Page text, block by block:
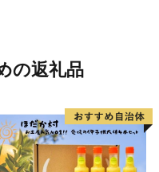
の返礼品